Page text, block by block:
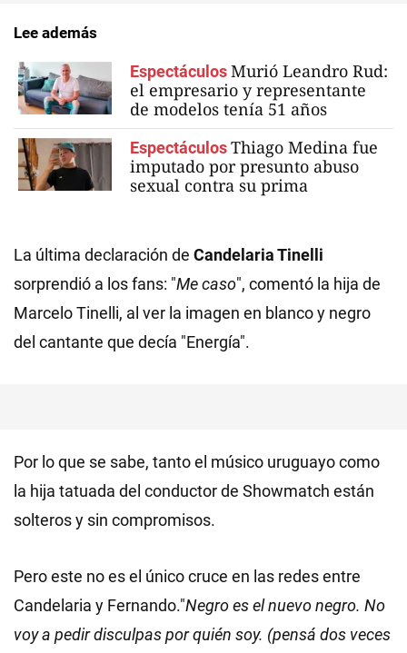
Lee además
EspectáculosMurió Leandro Rud:
el empresario y representante
de modelos tenía 51 años
EspectáculosThiago Medina fue
imputado por presunto abuso
sexual contra su prima
La última declaración de Candelaria Tinelli
sorprendió a los fans: "Me caso", comentó la hija de
Marcelo Tinelli, al ver la imagen en blanco y negro
del cantante que decía "Energía".
Por lo que se sabe, tanto el músico uruguayo como
la hija tatuada del conductor de Showmatch están
solteros y sin compromisos.
Pero este no es el único cruce en las redes entre
Candelaria y Fernando."Negro es el nuevo negro. No
voy a pedir disculpas por quién soy. (pensá dos veces